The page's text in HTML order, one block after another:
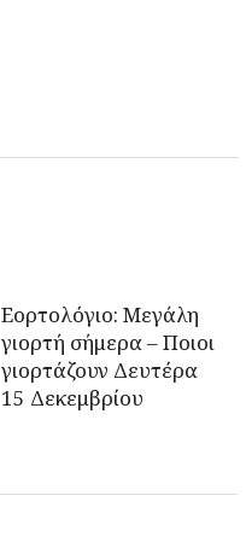
Εορτολόγιο: Μεγάλη
γιορτή σήμερα – Ποιοι
γιορτάζουν Δευτέρα
15 Δεκεμβρίου